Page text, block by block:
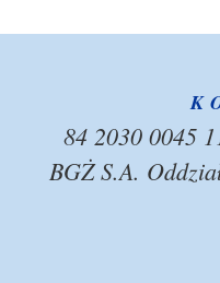
K
84 2030 0045
BGŻ S.A.